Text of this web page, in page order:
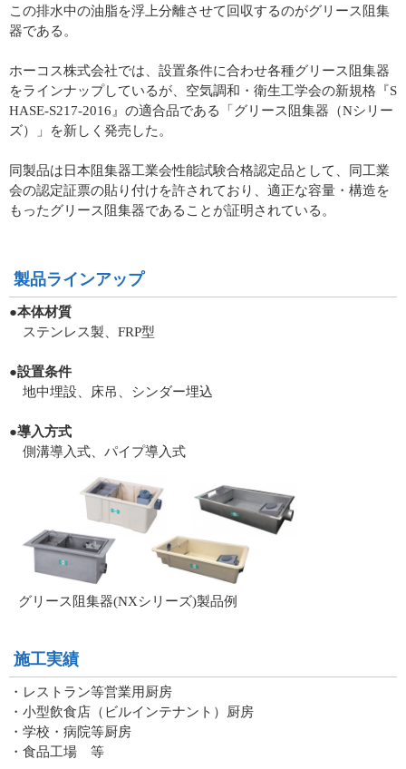
この排水中の油脂を浮上分離させて回収するのがグリース阻集
器である。
ホーコス株式会社では、設置条件に合わせ各種グリース阻集器
をラインナップしているが、空気調和・衛生工学会の新規格『S
HASE-S217-2016』の適合品である「グリース阻集器（Nシリー
ズ）」を新しく発売した。
同製品は日本阻集器工業会性能試験合格認定品として、同工業
会の認定証票の貼り付けを許されており、適正な容量・構造を
もったグリース阻集器であることが証明されている。
製品ラインアップ
●本体材質
ステンレス製、FRP型
●設置条件
地中埋設、床吊、シンダー埋込
●導入方式
側溝導入式、パイプ導入式
グリース阻集器(NXシリーズ)製品例
施工実績
・レストラン等営業用厨房
・小型飲食店（ビルインテナント）厨房
・学校・病院等厨房
・食品工場 等